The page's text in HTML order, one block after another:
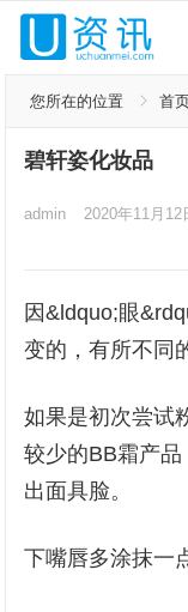
您所在的位置 首
碧轩姿化妆品
admin 2020年11月12
因&ldquo;眼
变的，有所不同
如果是初次尝试
较少的BB霜产
出面具脸。
下嘴唇多涂抹一